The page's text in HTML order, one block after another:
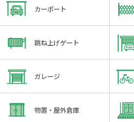
カーポート
跳ね上げゲート
ガレージ
物置・屋外倉庫